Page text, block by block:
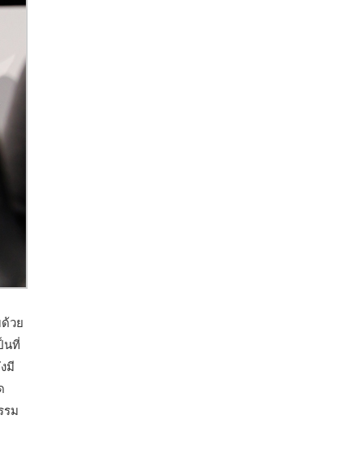
วย
นที่
มี
รม